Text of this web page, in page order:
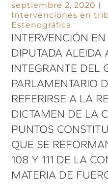
septiembre 2, 2020
Intervenciones en
Estenográfica
INTERVENCIÓN
DIPUTADA ALEIDA
INTEGRANTE DEL
PARLAMENTARIO
REFERIRSE A LA
DICTAMEN DE LA
PUNTOS
QUE SE
108 Y 111 DE LA
MATERIA DE